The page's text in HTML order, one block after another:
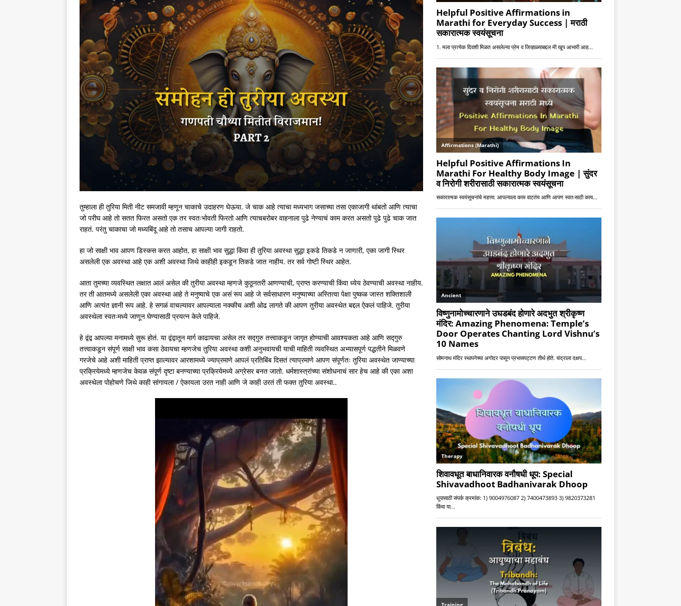
तुम्हाला ही तुरिया मिती नीट समजावी म्हणून चाकाचे उदाहरण घेऊया. जे चाक आहे त्याचा मध्यभाग जसाच्या तसा एकाजागी थांबतो आणि त्याचा
जो परीघ आहे तो सतत फिरत असतो एक तर स्वतःभोवती फिरतो आणि त्याचबरोबर वाहनाला पुढे नेण्याचं काम करत असतो पुढे पुढे चाक जात
राहतं. परंतु चाकाचा जो मध्यबिंदू आहे तो तसाच आपल्या जागी राहतो.
हा जो साक्षी भाव आपण डिस्कस करत आहोत, हा साक्षी भाव सुद्धा किंवा ही तुरिया अवस्था सुद्धा इकडे तिकडे न जाणारी, एका जागी स्थिर
असलेली एक अवस्था आहे एक अशी अवस्था जिथे काहीही इकडून तिकडे जात नाहीय. तर सर्व गोष्टी स्थिर आहेत.
आता तुमच्या व्यवस्थित लक्षात आलं असेल की तुरीया अवस्था म्हणजे कुठूनतरी आणण्याची, प्राप्त करण्याची किंवा ध्येय ठेवण्याची अवस्था नाहीय.
तर ती आतमध्ये असलेली एका अवस्था आहे ते मनुष्याचे एक असं रूप आहे जे सर्वसाधारण मनुष्याच्या अस्तित्वा पेक्षा पुष्कळ जास्त शक्तिशाली
आणि अत्यंत ज्ञानी रूप आहे. हे सगळं वाचल्यावर आपल्याला नक्कीच अशी ओढ लागते की आपण तुरीया अवस्थेत बद्दल ऐकलं पाहिजे. तुरीया
अवस्थेला स्वतःमध्ये जाणून घेण्यासाठी प्रयत्न केले पाहिजे.
हे द्वंद्व आपल्या मनामध्ये सुरू होतं. या द्वंद्वातून मार्ग काढायचा असेल तर सद्गुरु तत्त्वाकडून जागृत होण्याची आवश्यकता आहे आणि सद्गुरु
तत्त्वाकडून संपूर्ण साक्षी भाव कसा ठेवायचा म्हणजेच तुरिया अवस्था कशी अनुभवायची याची माहिती व्यवस्थित अभ्यासपूर्ण पद्धतीने मिळवणे
गरजेचे आहे अशी माहिती प्राप्त झाल्यावर आरशामध्ये ज्याप्रमाणे आपलं प्रतिबिंब दिसतं त्याप्रमाणे आपण संपूर्णतः तुरिया अवस्थेत जाण्याच्या
प्रक्रियेमध्ये म्हणजेच केवळ संपूर्ण दृष्टा बनण्याच्या प्रक्रियेमध्ये अग्रेसर बनत जातो. धर्मशास्त्रांच्या संशोधनाचं सार हेच आहे की एका अशा
अवस्थेला पोहोचणे जिथे काही सांगायला / ऐकायला उरत नाही आणि जे काही उरतं ती फक्त तुरिया अवस्था..